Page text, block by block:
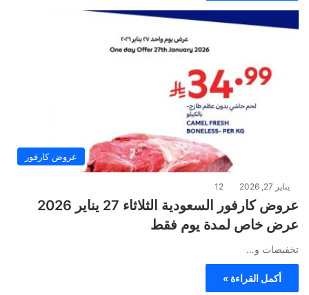
عروض كارفور
يناير 27, 2026 12
عروض كارفور السعودية الثلاثاء 27 يناير 2026
عرض خاص لمدة يوم فقط
تخفيضات و…
أكمل القراءة »